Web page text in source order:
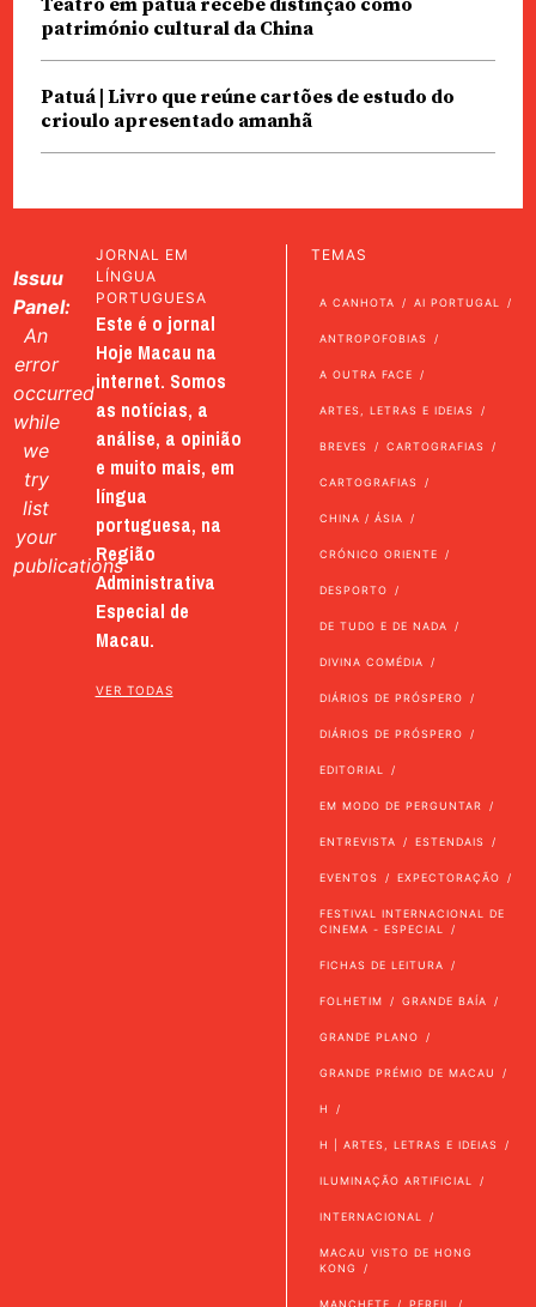
Teatro em patuá recebe distinção como
património cultural da China
Patuá | Livro que reúne cartões de estudo do
crioulo apresentado amanhã
Issuu
Panel:
An
error
occurred
while
we
try
list
your
publications
JORNAL EM
LÍNGUA
PORTUGUESA
Este é o jornal
Hoje Macau na
internet. Somos
as notícias, a
análise, a opinião
e muito mais, em
língua
portuguesa, na
Região
Administrativa
Especial de
Macau.
VER TODAS
TEMAS
A CANHOTA AI PORTUGAL
ANTROPOFOBIAS
A OUTRA FACE
ARTES, LETRAS E IDEIAS
BREVES CARTOGRAFIAS
CARTOGRAFIAS
CHINA / ÁSIA
CRÓNICO ORIENTE
DESPORTO
DE TUDO E DE NADA
DIVINA COMÉDIA
DIÁRIOS DE PRÓSPERO
DIÁRIOS DE PRÓSPERO
EDITORIAL
EM MODO DE PERGUNTAR
ENTREVISTA ESTENDAIS
EVENTOS EXPECTORAÇÃO
FESTIVAL INTERNACIONAL DE
CINEMA - ESPECIAL
FICHAS DE LEITURA
FOLHETIM GRANDE BAÍA
GRANDE PLANO
GRANDE PRÉMIO DE MACAU
H
H | ARTES, LETRAS E IDEIAS
ILUMINAÇÃO ARTIFICIAL
INTERNACIONAL
MACAU VISTO DE HONG
KONG
MANCHETE PERFIL